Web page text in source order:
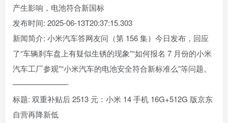
产生影响，电池符合新国标
发布时间: 2025-06-13T20:37:15.303
新闻简介: 小米汽车答网友问（第 156 集）今日发布，回应
了“车辆刹车盘上有疑似生锈的现象”“如何报名 7 月份的小米
汽车工厂参观”“小米汽车的电池安全符合新标准么”等问题。
———————-
标题: 双重补贴后 2513 元：小米 14 手机 16G+512G 版京东
自营再降新低